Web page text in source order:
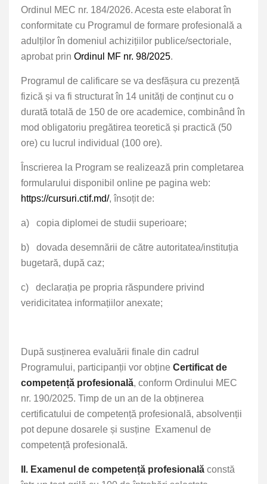
Ordinul MEC nr. 184/2026. Acesta este elaborat în
conformitate cu Programul de formare profesională a
adulților în domeniul achizițiilor publice/sectoriale,
aprobat prin Ordinul MF nr. 98/2025.
Programul de calificare se va desfășura cu prezență
fizică și va fi structurat în 14 unități de conținut cu o
durată totală de 150 de ore academice, combinând în
mod obligatoriu pregătirea teoretică și practică (50
ore) cu lucrul individual (100 ore).
Înscrierea la Program se realizează prin completarea
formularului disponibil online pe pagina web:
https://cursuri.ctif.md/, însoțit de:
a) copia diplomei de studii superioare;
b)
dovada desemnării de către autoritatea/instituția
bugetară, după caz;
c)
declarația pe propria răspundere privind
veridicitatea informațiilor anexate;
După susținerea evaluării finale din cadrul
Programului, participanții vor obține Certificat de
competență profesională, conform Ordinului MEC
nr. 190/2025. Timp de un an de la obținerea
certificatului de competență profesională, absolvenții
pot depune dosarele și susține
Examenul de
competență profesională.
II. Examenul de competență profesională constă